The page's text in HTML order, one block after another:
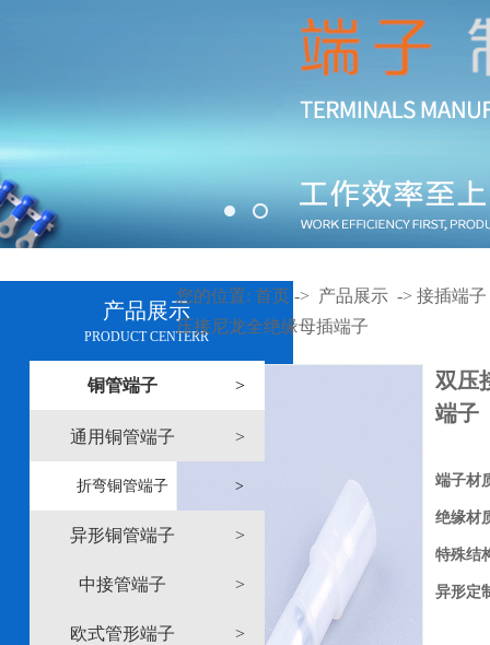
产品展示
PRODUCT CENTERR
铜管端子 >
通用铜管端子 >
折弯铜管端子 >
异形铜管端子 >
中接管端子 >
欧式管形端子 >
您的位置:首页 -> 产品展示 ->接插端子
压接尼龙全绝缘母插端子
双压
端子
端子材
绝缘材
特殊结
异形定